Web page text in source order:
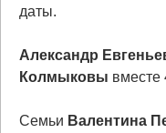
даты.
Александр
Колмыковы вместе
Семьи Валентина